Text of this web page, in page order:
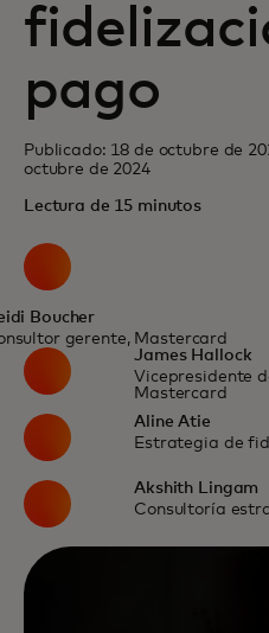
pago
Publicado: 18 de octubre de
octubre de 2024
Lectura de 15 minutos
Boucher
gerente, Mastercard
James Hallock
Vicepresidente
Mastercard
Aline Atie
Estrategia de
Akshith Lingam
Consultoría